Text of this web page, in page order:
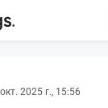
2025 г., 15:56